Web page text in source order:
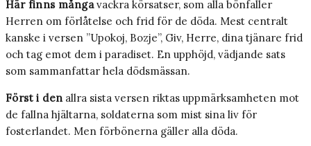
Här finns mångavackra körsatser, som alla bönfaller
Herren om förlåtelse och frid för de döda. Mest centralt
kanske i versen ”Upokoj, Bozje”, Giv, Herre, dina tjänare frid
och tag emot dem i paradiset. En upphöjd, vädjande sats
som sammanfattar hela dödsmässan.
Först i den allra sista versen riktas uppmärksamheten mot
de fallna hjältarna, soldaterna som mist sina liv för
fosterlandet. Men förbönerna gäller alla döda.